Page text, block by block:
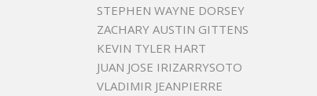
STEPHEN WAYNE DORSEY
ZACHARY AUSTIN GITTENS
KEVIN TYLER HART
JUAN JOSE IRIZARRYSOTO
VLADIMIR JEANPIERRE